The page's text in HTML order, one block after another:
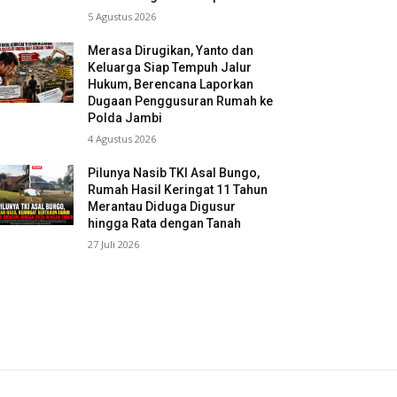
5 Agustus 2026
Merasa Dirugikan, Yanto dan
Keluarga Siap Tempuh Jalur
Hukum, Berencana Laporkan
Dugaan Penggusuran Rumah ke
Polda Jambi
4 Agustus 2026
Pilunya Nasib TKI Asal Bungo,
Rumah Hasil Keringat 11 Tahun
Merantau Diduga Digusur
hingga Rata dengan Tanah
27 Juli 2026